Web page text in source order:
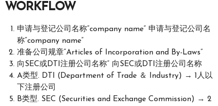
WORKFLOW
申请与登记公司名称“company name” 申请与登记公司名
称“company name”
准备公司规章“Articles of Incorporation and By-Laws”
向SEC或DTI注册公司名称” 向SEC或DTI注册公司名称
A类型. DTI (Department of Trade ＆ Industry) → 1人以
下注册公司
B类型. SEC (Securities and Exchange Commission) → 2